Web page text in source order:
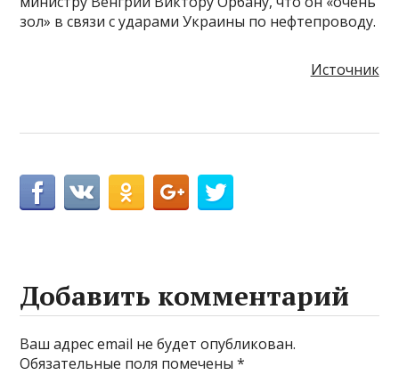
зол» в связи с ударами Украины по нефтепроводу.
Источник
Добавить комментарий
Ваш адрес email не будет опубликован.
Обязательные поля помечены*